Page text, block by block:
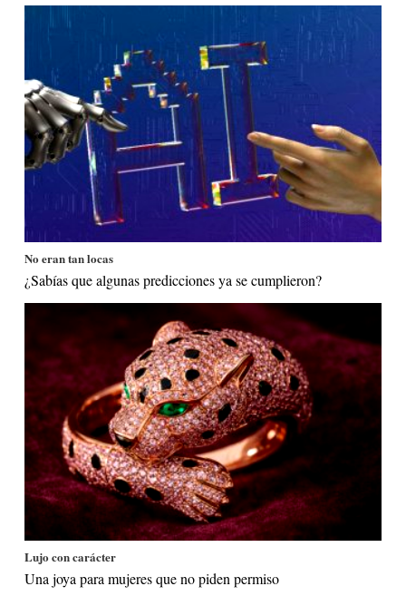
No eran tan locas
¿Sabías que algunas predicciones ya se cumplieron?
Lujo con carácter
Una joya para mujeres que no piden permiso